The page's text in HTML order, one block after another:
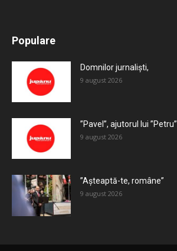
Populare
Domnilor jurnaliști,
9 august 2026
”Pavel”, ajutorul lui ”Petru”
9 august 2026
”Așteaptă-te, române”
9 august 2026